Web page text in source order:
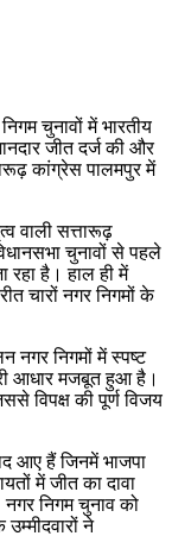
चुनावों में भारतीय
जीत दर्ज की और
कांग्रेस पालमपुर में
वाली सत्तारूढ़
चुनावों से पहले
रहा है। हाल ही में
चारों नगर निगमों के
नगर निगमों में स्पष्ट
आधार मजबूत हुआ है।
विपक्ष की पूर्ण विजय
आए हैं जिनमें भाजपा
में जीत का दावा
नगर निगम चुनाव को
उम्मीदवारों ने